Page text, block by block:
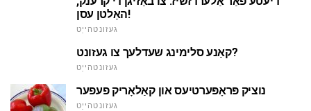
האַלטן עסן!
געזונטהייַט
קאַנע סלימינג שעדלעך צו געזונט?
געזונטהייַט
נוציק פּראָפּערטיעס און קאַלאָריק פעפער
געזונטהייַט